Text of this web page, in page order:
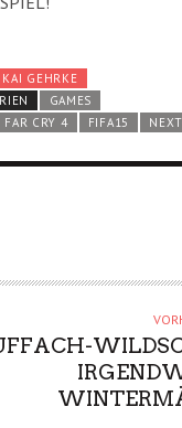
KAI GEHRKE
GAMES
FAR CRY 4 FIFA15